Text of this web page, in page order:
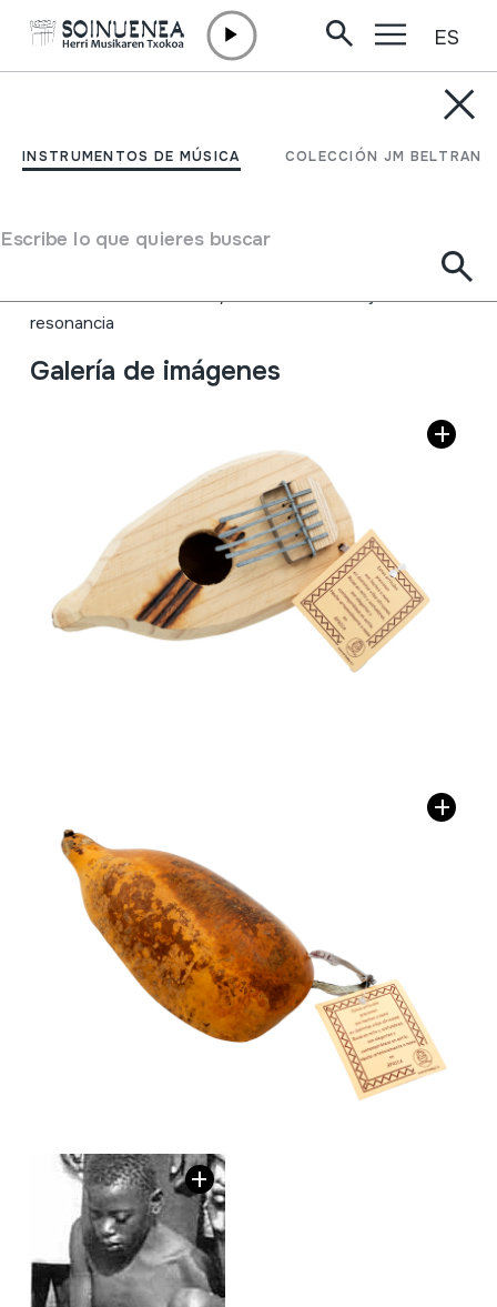
INSTRUMENTOS DE MÚSICA COLECCIÓN JM BELTRAN
Escribe lo que quieres buscar
ES
LIKEMBE; SANZA;
Autor Ez dakigu.
Idiófonos->Punteados / flexible->Con caja de
resonancia
Galería de imágenes